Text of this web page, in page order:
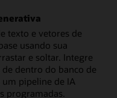
texto e vetores de
usando sua
e soltar. Integre
dentro do banco de
pipeline de IA
programadas.